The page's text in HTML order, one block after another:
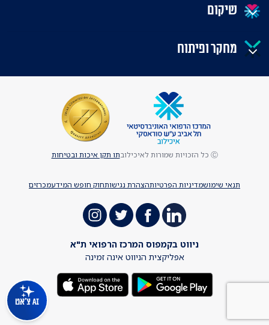
AI צ'אט
שיקום
מחקר ופיתוח
תנאי שימושמדיניות הפרטיותהצהרת נגישותחוק חופש המידעמכרזים
Ⓒ כל הזכויות שמורות לאיכילוב תו תקן איכות ובטיחות
ניווט בקמפוס המרכז הרפואי ת"א
אפליקצית הניווט אינה זמינה